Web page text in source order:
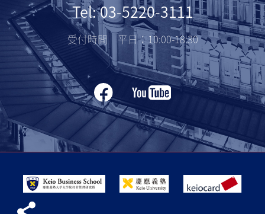
Tel: 03-5220-3111
受付時間 平日：10:00-18:30